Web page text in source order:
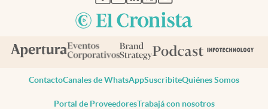
ContactoCanales de WhatsAppSuscribiteQuiénes Somos
Portal de ProveedoresTrabajá con nosotros